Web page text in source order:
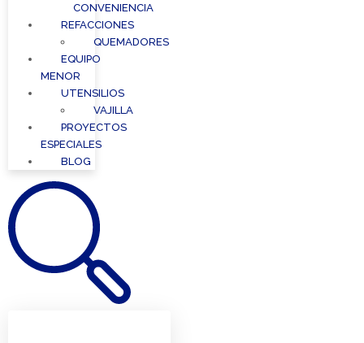
CONVENIENCIA
REFACCIONES
QUEMADORES
EQUIPO
MENOR
UTENSILIOS
VAJILLA
PROYECTOS
ESPECIALES
BLOG